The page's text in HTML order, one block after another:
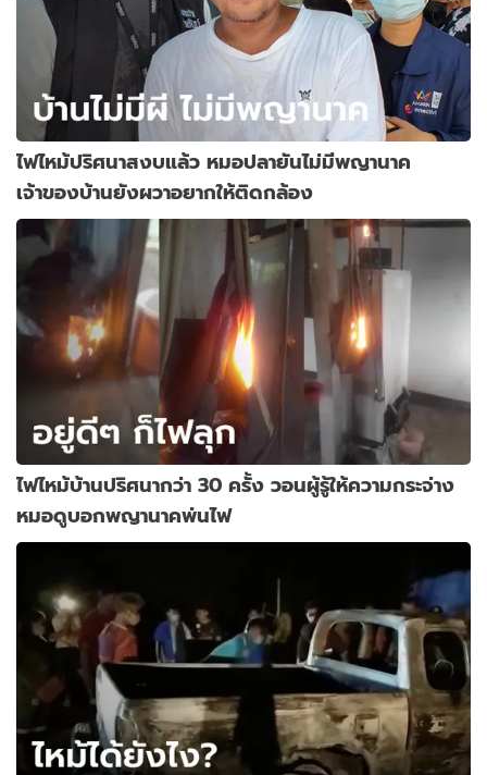
ไฟไหม้ปริศนาสงบแล้ว หมอปลายันไม่มีพญานาค
เจ้าของบ้านยังผวาอยากให้ติดกล้อง
ไฟไหม้บ้านปริศนากว่า 30 ครั้ง วอนผู้รู้ให้ความกระจ่าง
หมอดูบอกพญานาคพ่นไฟ